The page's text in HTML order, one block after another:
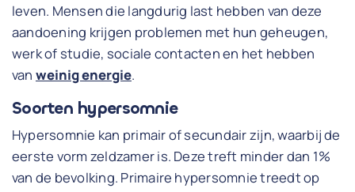
leven. Mensen die langdurig last hebben van deze
aandoening krijgen problemen met hun geheugen,
werk of studie, sociale contacten en het hebben
van weinig energie.
Soorten hypersomnie
Hypersomnie kan primair of secundair zijn, waarbij de
eerste vorm zeldzamer is. Deze treft minder dan 1%
van de bevolking. Primaire hypersomnie treedt op